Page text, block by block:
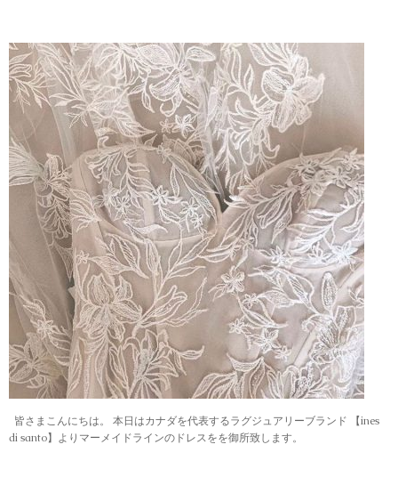
皆さまこんにちは。 本日はカナダを代表するラグジュアリーブランド 【ines
di santo】よりマーメイドラインのドレスをを御所致します。